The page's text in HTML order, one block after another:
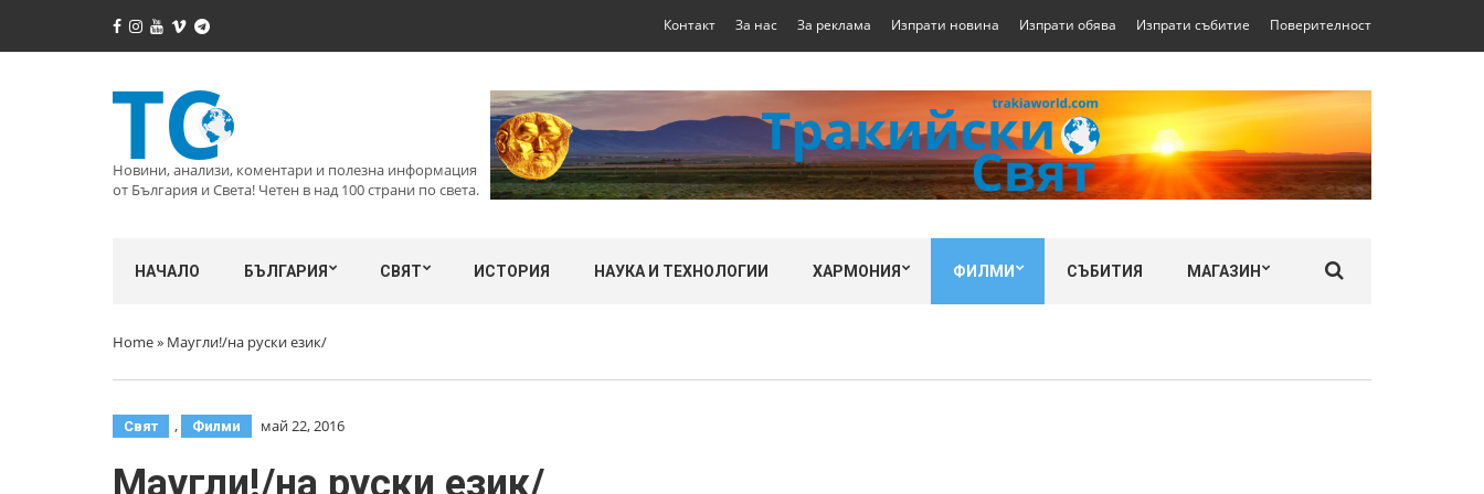
Контакт За нас За реклама Изпрати новина Изпрати обява Изпрати събитие Поверителност
Новини, анализи, коментари и полезна информация
от България и Света! Четен в над 100 страни по света.
НАЧАЛО БЪЛГАРИЯ СВЯТ ИСТОРИЯ НАУКА И ТЕХНОЛОГИИ ХАРМОНИЯ ФИЛМИ СЪБИТИЯ МАГАЗИН
Home» Маугли!/на руски език/
Свят , Филми май 22, 2016
Маугли!/на руски език/